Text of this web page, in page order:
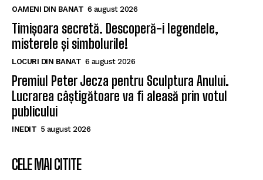
OAMENI DIN BANAT 6 august 2026
Timișoara secretă. Descoperă-i legendele,
misterele și simbolurile!
LOCURI DIN BANAT 6 august 2026
Premiul Peter Jecza pentru Sculptura Anului.
Lucrarea câștigătoare va fi aleasă prin votul
publicului
INEDIT 5 august 2026
CELE MAI CITITE